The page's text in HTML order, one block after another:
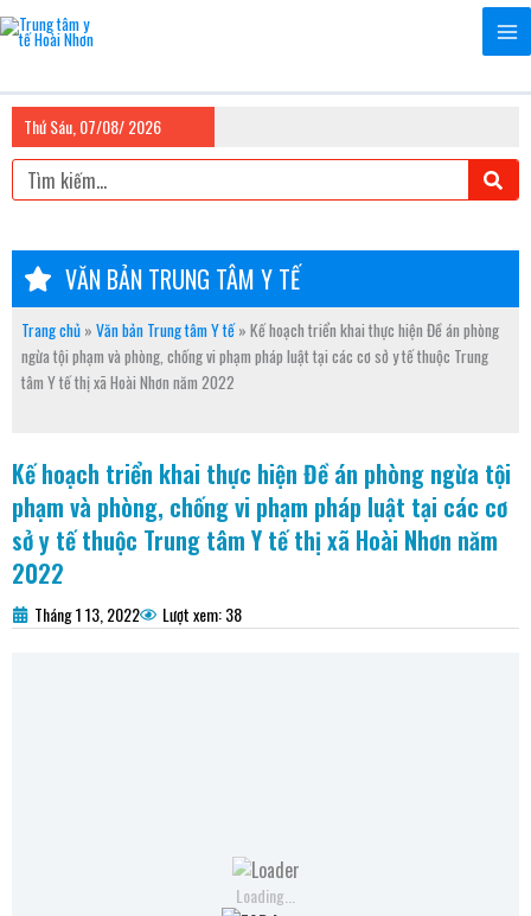
Nhảy
tới
dung
Thứ Sáu, 07/08/ 2026
tâm Y tế Hoài Nhơn!
Tìm
kiếm
VĂN BẢN TRUNG TÂM Y TẾ
Trang chủ » Văn bản Trung tâm Y tế» Kế hoạch triển khai thực hiện Đề án phòng
ngừa tội phạm và phòng, chống vi phạm pháp luật tại các cơ sở y tế thuộc Trung
tâm Y tế thị xã Hoài Nhơn năm 2022
Kế hoạch triển khai thực hiện Đề án phòng ngừa tội
phạm và phòng, chống vi phạm pháp luật tại các cơ
sở y tế thuộc Trung tâm Y tế thị xã Hoài Nhơn năm
2022
Tháng 1 13, 2022 Lượt xem: 38
Loading...